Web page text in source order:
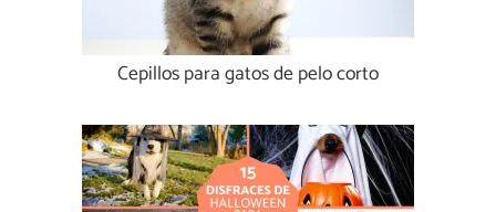
Cepillos para gatos de pelo corto